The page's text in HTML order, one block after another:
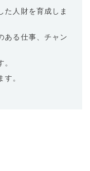
た人財を育成しま
ある仕事、チャン
。
す。